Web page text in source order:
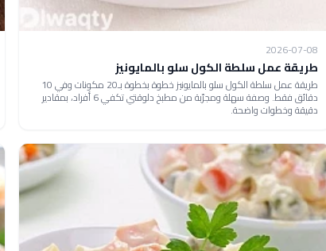
2026-07-08
طريقة عمل سلطة الكول سلو بالمايونيز
طريقة عمل سلطة الكول سلو بالمايونيز خطوة بخطوة بـ20 مكونات وفي 10
دقائق فقط. وصفة سهلة ومجرّبة من مطبخ دلوقتي تكفي 6 أفراد، بمقادير
دقيقة وخطوات واضحة.